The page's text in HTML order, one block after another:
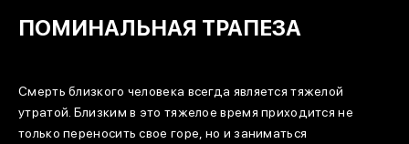
ПОМИНАЛЬНАЯ ТРАПЕЗА
Смерть близкого человека всегда является тяжелой
утратой. Близким в это тяжелое время приходится не
только переносить свое горе, но и заниматься